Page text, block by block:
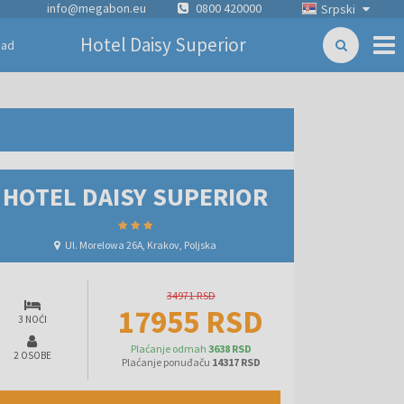
Srpski
info@megabon.eu 0800 420000
Hotel Daisy Superior
HOTEL DAISY SUPERIOR
Ul. Morelowa 26A, Krakov, Poljska
3 NOĆI
2 OSOBE
34971 RSD
17955 RSD
Plaćanje odmah 3638 RSD
Plaćanje ponuđaču 14317 RSD